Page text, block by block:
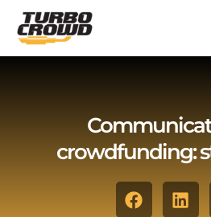
naar
crowdfunding: